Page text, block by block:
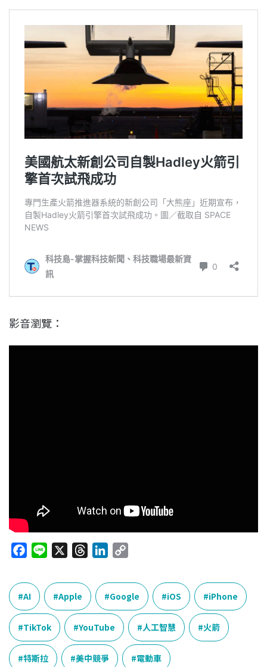
影音瀏覽：
c
e
b
o
o
k
n
e
a
d
s
n
k
e
d
I
n
p
y
L
i
n
k
AI Apple Google iOS iPhone
TikTok YouTube 人工智慧 火箭
特斯拉 美中競爭 電動車